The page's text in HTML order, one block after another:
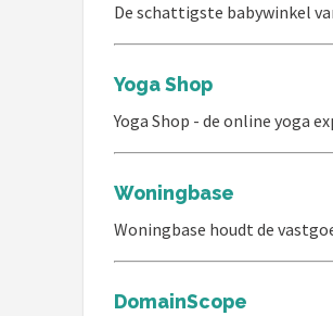
De schattigste babywinkel
Yoga Shop
Yoga Shop - de online yoga
Woningbase
Woningbase houdt de
DomainScope